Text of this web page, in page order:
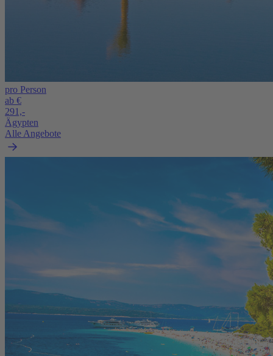
pro Person
ab €
291,-
Ägypten
Alle Angebote